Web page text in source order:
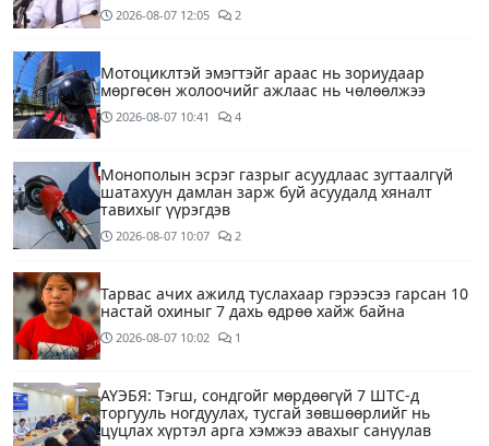
2026-08-07 12:05 2
Мотоциклтэй эмэгтэйг араас нь зориудаар
мөргөсөн жолоочийг ажлаас нь чөлөөлжээ
2026-08-07 10:41 4
Монополын эсрэг газрыг асуудлаас зугтаалгүй
шатахуун дамлан зарж буй асуудалд хяналт
тавихыг үүрэгдэв
2026-08-07 10:07 2
Тарвас ачих ажилд туслахаар гэрээсээ гарсан 10
настай охиныг 7 дахь өдрөө хайж байна
2026-08-07 10:02 1
АҮЭБЯ: Тэгш, сондгойг мөрдөөгүй 7 ШТС-д
торгууль ногдуулах, тусгай зөвшөөрлийг нь
цуцлах хүртэл арга хэмжээ авахыг сануулав